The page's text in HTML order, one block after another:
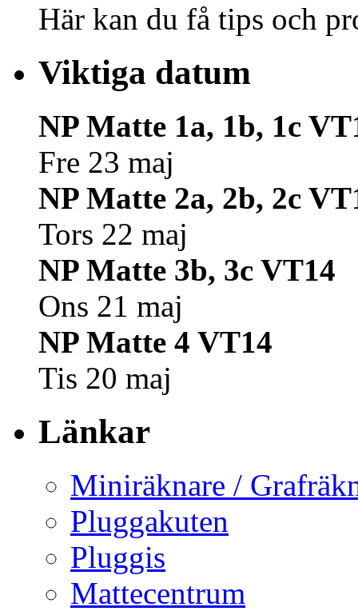
Här kan du få tips och
Viktiga datum
NP Matte 1a, 1b, 1c
Fre 23 maj
NP Matte 2a, 2b, 2c
Tors 22 maj
NP Matte 3b, 3c VT14
Ons 21 maj
NP Matte 4 VT14
Tis 20 maj
Länkar
Miniräknare /
Pluggakuten
Pluggis
Mattecentrum